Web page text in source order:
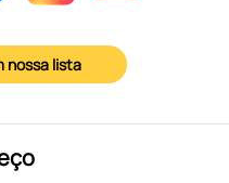
nossa lista